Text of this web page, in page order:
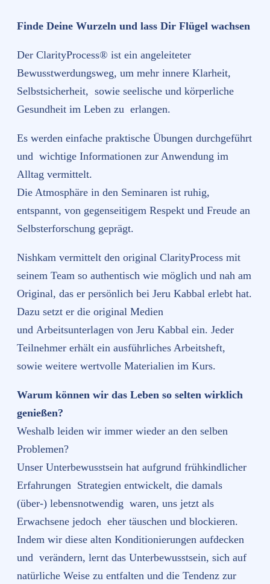
Finde Deine Wurzeln und lass Dir Flügel wachsen
Der ClarityProcess® ist ein angeleiteter
Bewusstwerdungsweg, um mehr innere Klarheit,
Selbstsicherheit, sowie seelische und körperliche
Gesundheit im Leben zu erlangen.
Es werden einfache praktische Übungen durchgeführt
und wichtige Informationen zur Anwendung im
Alltag vermittelt.
Die Atmosphäre in den Seminaren ist ruhig,
entspannt, von gegenseitigem Respekt und Freude an
Selbsterforschung geprägt.
Nishkam vermittelt den original ClarityProcess mit
seinem Team so authentisch wie möglich und nah am
Original, das er persönlich bei Jeru Kabbal erlebt hat.
Dazu setzt er die original Medien
und Arbeitsunterlagen von Jeru Kabbal ein. Jeder
Teilnehmer erhält ein ausführliches Arbeitsheft,
sowie weitere wertvolle Materialien im Kurs.
Warum können wir das Leben so selten wirklich
genießen?
Weshalb leiden wir immer wieder an den selben
Problemen?
Unser Unterbewusstsein hat aufgrund frühkindlicher
Erfahrungen Strategien entwickelt, die damals
(über-) lebensnotwendig waren, uns jetzt als
Erwachsene jedoch eher täuschen und blockieren.
Indem wir diese alten Konditionierungen aufdecken
und verändern, lernt das Unterbewusstsein, sich auf
natürliche Weise zu entfalten und die Tendenz zur